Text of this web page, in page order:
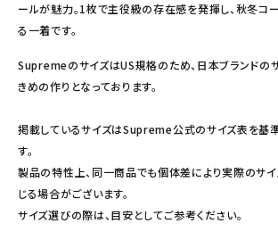
ールが魅力。1枚で主役級の存在感を発揮し、秋冬コ
る一着です。
SupremeのサイズはUS規格のため、日本ブランドの
きめの作りとなっております。
掲載しているサイズはSupreme公式のサイズ表を基
す。
製品の特性上、同一商品でも個体差により実際のサ
じる場合がございます。
サイズ選びの際は、目安としてご参考ください。